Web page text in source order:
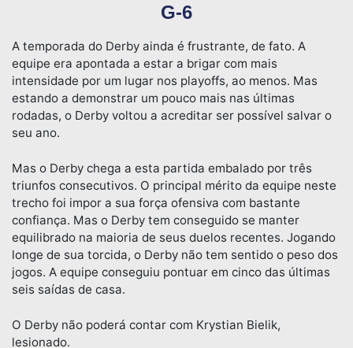
G-6
A temporada do Derby ainda é frustrante, de fato. A
equipe era apontada a estar a brigar com mais
intensidade por um lugar nos playoffs, ao menos. Mas
estando a demonstrar um pouco mais nas últimas
rodadas, o Derby voltou a acreditar ser possível salvar o
seu ano.
Mas o Derby chega a esta partida embalado por três
triunfos consecutivos. O principal mérito da equipe neste
trecho foi impor a sua força ofensiva com bastante
confiança. Mas o Derby tem conseguido se manter
equilibrado na maioria de seus duelos recentes. Jogando
longe de sua torcida, o Derby não tem sentido o peso dos
jogos. A equipe conseguiu pontuar em cinco das últimas
seis saídas de casa.
O Derby não poderá contar com Krystian Bielik,
lesionado.